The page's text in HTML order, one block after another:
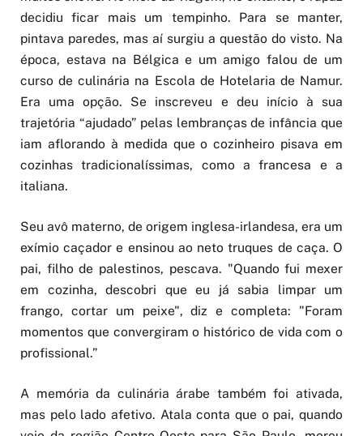
decidiu ficar mais um tempinho. Para se manter,
pintava paredes, mas aí surgiu a questão do visto. Na
época, estava na Bélgica e um amigo falou de um
curso de culinária na Escola de Hotelaria de Namur.
Era uma opção. Se inscreveu e deu início à sua
trajetória “ajudado” pelas lembranças de infância que
iam aflorando à medida que o cozinheiro pisava em
cozinhas tradicionalíssimas, como a francesa e a
italiana.
Seu avô materno, de origem inglesa-irlandesa, era um
exímio caçador e ensinou ao neto truques de caça. O
pai, filho de palestinos, pescava. "Quando fui mexer
em cozinha, descobri que eu já sabia limpar um
frango, cortar um peixe", diz e completa: "Foram
momentos que convergiram o histórico de vida com o
profissional.”
A memória da culinária árabe também foi ativada,
mas pelo lado afetivo. Atala conta que o pai, quando
veio da região Centro-Oeste para São Paulo, morou